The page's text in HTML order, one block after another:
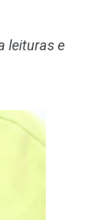
leituras e